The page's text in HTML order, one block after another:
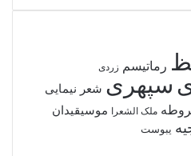
رماتیسم زردی
سپهری شعر نیمایی
ملک الشعرا موسیقیدان
یبوست